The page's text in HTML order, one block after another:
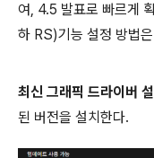
여, 4.5 발표로 빠르게
하 RS)기능 설정 방법
최신 그래픽 드라이버 설
된 버전을 설치한다.